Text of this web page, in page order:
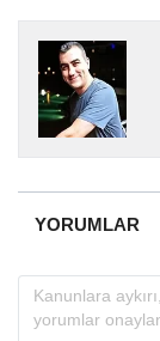
YORUMLAR